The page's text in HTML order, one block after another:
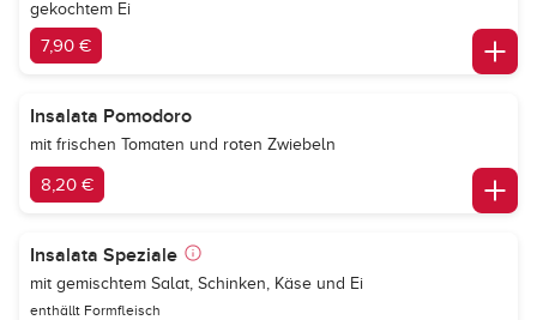
gekochtem Ei
7,90 €
Insalata Pomodoro
mit frischen Tomaten und roten Zwiebeln
8,20 €
Insalata Speziale
mit gemischtem Salat, Schinken, Käse und Ei
enthällt Formfleisch